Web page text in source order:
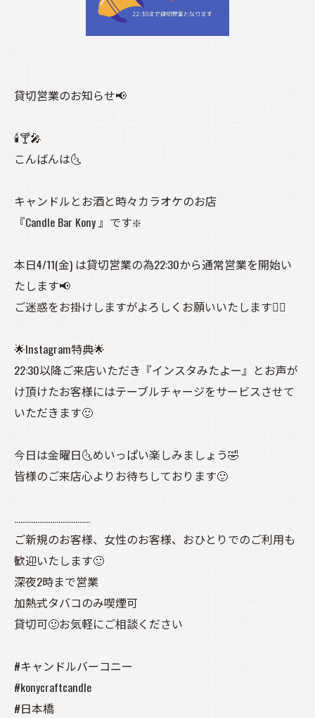
貸切営業のお知らせ📢
🕯️🍸️🎤
こんばんは🌜️
キャンドルとお酒と時々カラオケのお店
『Candle Bar Kony 』です❇️
本日4/11(金) は貸切営業の為22:30から通常営業を開始い
たします📢
ご迷惑をお掛けしますがよろしくお願いいたします🙇‍♀️
🌟Instagram特典🌟
22:30以降ご来店いただき『インスタみたよー』とお声が
け頂けたお客様にはテーブルチャージをサービスさせて
いただきます🙂
今日は金曜日🌜️めいっぱい楽しみましょう🤣
皆様のご来店心よりお待ちしております🙂
………………………………
ご新規のお客様、女性のお客様、おひとりでのご利用も
歓迎いたします🙂
深夜2時まで営業
加熱式タバコのみ喫煙可
貸切可🙂お気軽にご相談ください
#キャンドルバーコニー
#konycraftcandle
#日本橋